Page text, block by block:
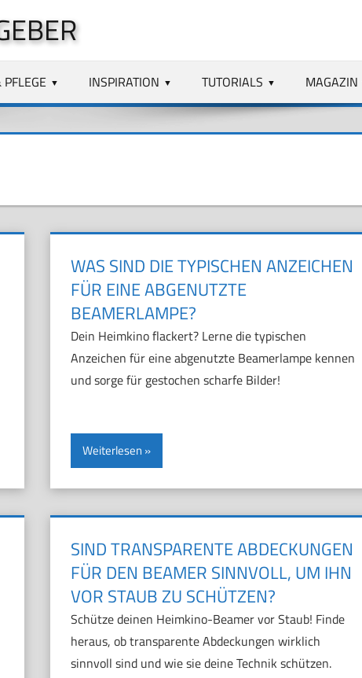
INSPIRATION TUTORIALS MAGAZIN
WAS SIND DIE TYPISCHEN ANZEICHEN
FÜR EINE ABGENUTZTE
BEAMERLAMPE?
Dein Heimkino flackert? Lerne die typischen
Anzeichen für eine abgenutzte Beamerlampe kennen
und sorge für gestochen scharfe Bilder!
Weiterlesen
SIND TRANSPARENTE ABDECKUNGEN
FÜR DEN BEAMER SINNVOLL, UM IHN
VOR STAUB ZU SCHÜTZEN?
Schütze deinen Heimkino-Beamer vor Staub! Finde
heraus, ob transparente Abdeckungen wirklich
sinnvoll sind und wie sie deine Technik schützen.